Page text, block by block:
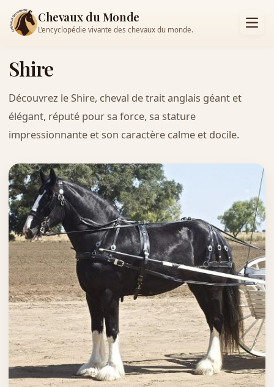
Chevaux du Monde
L’encyclopédie vivante des chevaux du monde.
Shire
Découvrez le Shire, cheval de trait anglais géant et
élégant, réputé pour sa force, sa stature
impressionnante et son caractère calme et docile.